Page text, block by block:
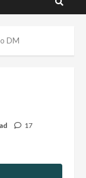
DM
17